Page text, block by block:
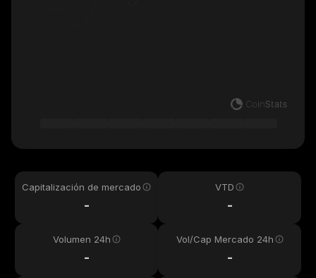
Capitalización de mercado
-
VTD
-
Volumen 24h
-
Vol/Cap Mercado 24h
-